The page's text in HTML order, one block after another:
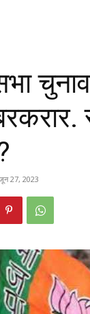
27, 2023